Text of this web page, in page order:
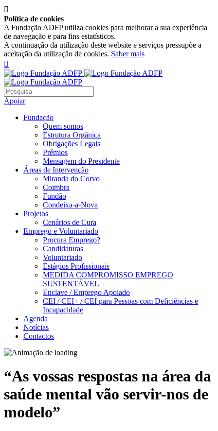

Política de cookies
A Fundação ADFP utiliza cookies para melhorar a sua experiência
de navegação e para fins estatísticos.
A continuação da utilização deste website e serviços pressupõe a
aceitação da utilização de cookies. Saber mais

Apoiar
Fundação
Quem somos
Estrutura Orgânica
Obrigações Legais
Prémios
Mensagem do Presidente
Áreas de Intervenção
Miranda do Corvo
Coimbra
Fundão
Condeixa-a-Nova
Projetos
Cenários de Cura
Emprego e Voluntariado
Procura Emprego?
Candidaturas
Voluntariado
Estágios Profissionais
MEDIDA COMPROMISSO EMPREGO
SUSTENTÁVEL
Enclave / Emprego Apoiado
CEI / CEI+ / CEI para Pessoas com Deficiências e
Incapacidade
Agenda
Notícias
Contactos
“As vossas respostas na área da
saúde mental vão servir-nos de
modelo”